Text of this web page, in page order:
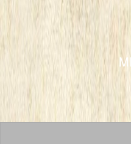
SKIP TO CONTENT